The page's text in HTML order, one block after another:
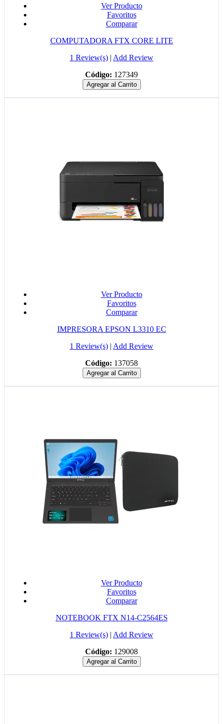
Ver Producto
Favoritos
Comparar
COMPUTADORA FTX CORE LITE
1 Review(s) | Add Review
Código: 127349
Agregar al Carrito
Ver Producto
Favoritos
Comparar
IMPRESORA EPSON L3310 EC
1 Review(s) | Add Review
Código: 137058
Agregar al Carrito
Ver Producto
Favoritos
Comparar
NOTEBOOK FTX N14-C2564ES
1 Review(s) | Add Review
Código: 129008
Agregar al Carrito